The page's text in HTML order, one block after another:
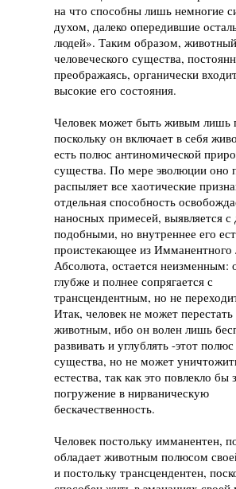
на что способны лишь немногие
духом, далеко опередившие
людей». Таким образом,
человеческого существа,
преображаясь, органически
высокие его состояния.
Человек может быть живым лишь
поскольку он включает в себя
есть полюс антиномической
существа. По мере эволюции оно
распыляет все хаотические
отдельная способность
наносных примесей, выявляется
подобными, но внутреннее его
проистекающее из Имманентного
Абсолюта, остается неизменным:
глубже и полнее сопрягается с
трансцендентным, но не
Итак, человек не может
животным, ибо он волен лишь
развивать и углублять -этот полюс
существа, но не может
естества, так как это повлекло бы
погружение в нирваническую
бескачественность.
Человек постольку имманентен,
обладает животным полюсом
и постольку трансцендентен,